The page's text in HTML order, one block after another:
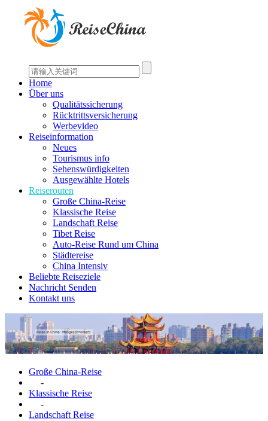
Home
Über uns
Qualitätssicherung
Rücktrittsversicherung
Werbevideo
Reiseinformation
Neues
Tourismus info
Sehenswürdigkeiten
Ausgewählte Hotels
Reiserouten
Große China-Reise
Klassische Reise
Landschaft Reise
Tibet Reise
Auto-Reise Rund um China
Städtereise
China Intensiv
Beliebte Reiseziele
Nachricht Senden
Kontakt uns
Große China-Reise
-
Klassische Reise
-
Landschaft Reise